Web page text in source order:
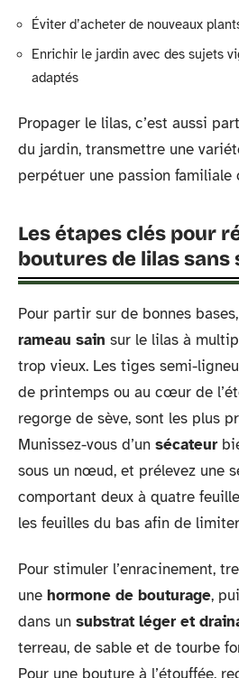
Éviter d’acheter de nouveaux
Enrichir le jardin avec des sujets
adaptés
Propager le lilas, c’est aussi
du jardin, transmettre une
perpétuer une passion familiale
Les étapes clés pour
boutures de lilas sans
Pour partir sur de bonnes
rameau sain sur le lilas à
trop vieux. Les tiges semi-
de printemps ou au cœur de
regorge de sève, sont les plus
Munissez-vous d’un sécateur
sous un nœud, et prélevez une
comportant deux à quatre
les feuilles du bas afin de
Pour stimuler l’enracinement,
une hormone de bouturage,
dans un substrat léger et
terreau, de sable et de tourbe
Pour une bouture à l’étouffée,